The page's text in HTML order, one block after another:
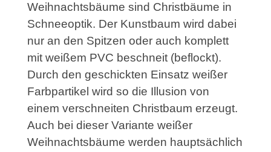
Weihnachtsbäume sind Christbäume in
Schneeoptik. Der Kunstbaum wird dabei
nur an den Spitzen oder auch komplett
mit weißem PVC beschneit (beflockt).
Durch den geschickten Einsatz weißer
Farbpartikel wird so die Illusion von
einem verschneiten Christbaum erzeugt.
Auch bei dieser Variante weißer
Weihnachtsbäume werden hauptsächlich